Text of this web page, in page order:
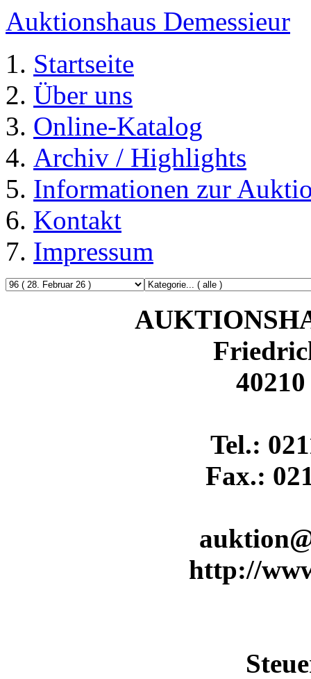
Auktionshaus Demessieur
Startseite
Über uns
Online-Katalog
Archiv / Highlights
Informationen zur
Kontakt
Impressum
Tel.:
Fax.:
http://